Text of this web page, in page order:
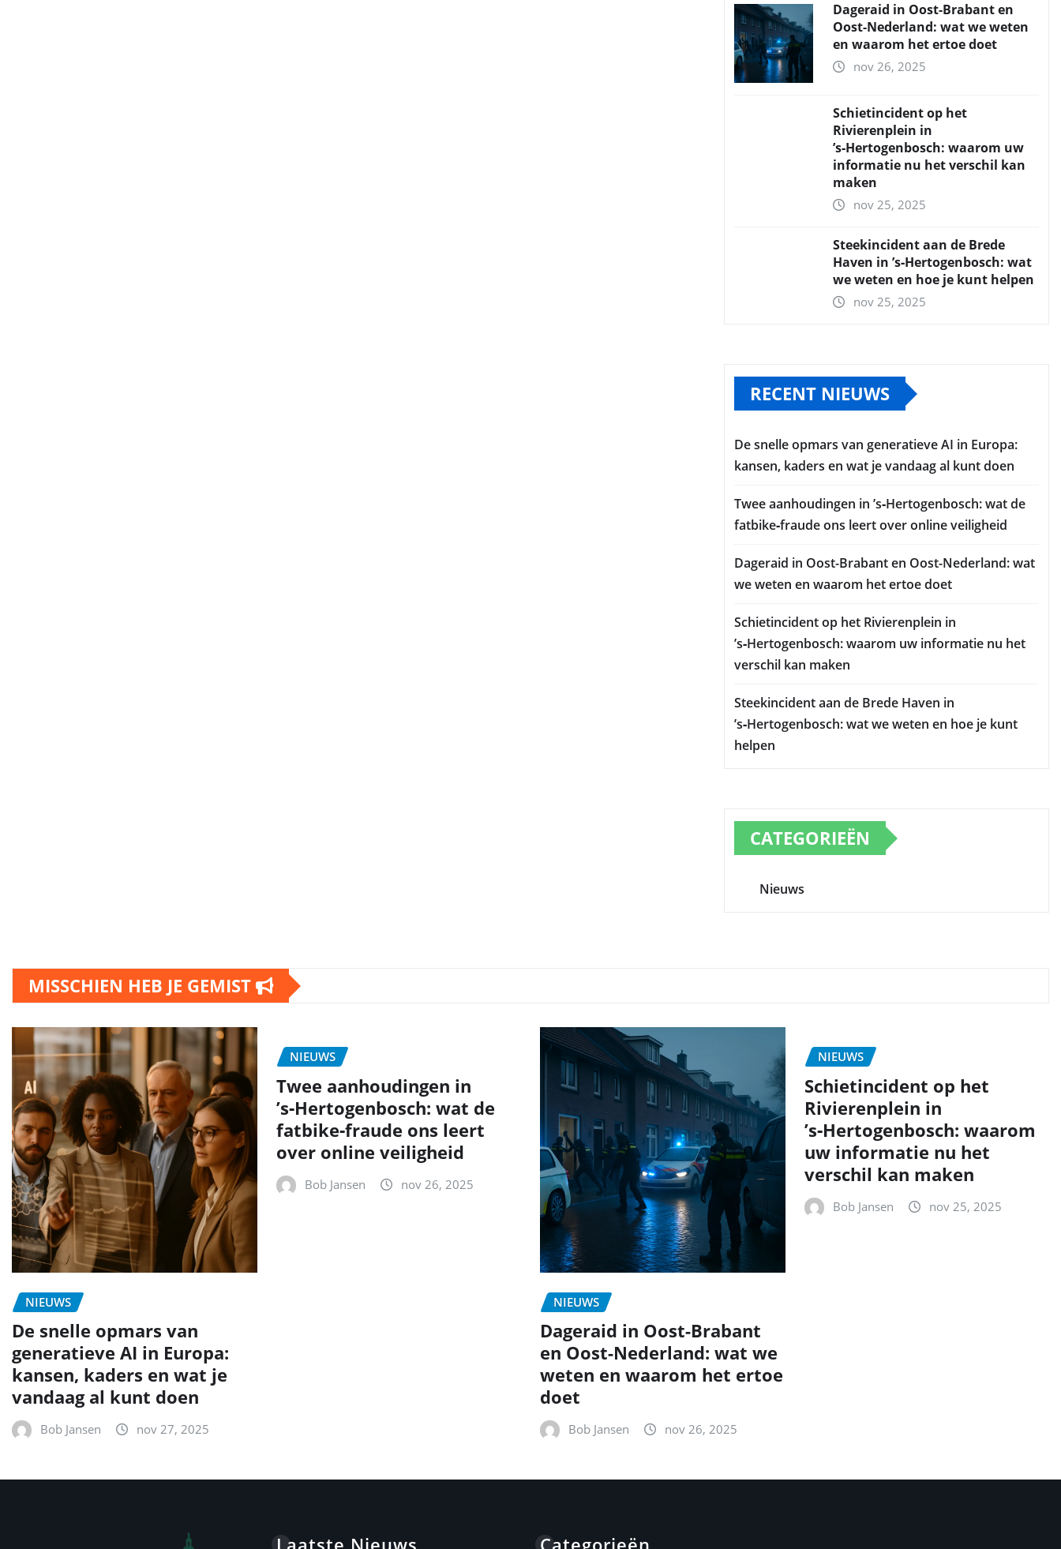
Dageraid in Oost-Brabant en
Oost-Nederland: wat we weten
en waarom het ertoe doet
nov 26, 2025
Schietincident op het
Rivierenplein in
’s‑Hertogenbosch: waarom uw
informatie nu het verschil kan
maken
nov 25, 2025
Steekincident aan de Brede
Haven in ’s‑Hertogenbosch: wat
we weten en hoe je kunt helpen
nov 25, 2025
RECENT NIEUWS
De snelle opmars van generatieve AI in Europa:
kansen, kaders en wat je vandaag al kunt doen
Twee aanhoudingen in ’s‑Hertogenbosch: wat de
fatbike‑fraude ons leert over online veiligheid
Dageraid in Oost-Brabant en Oost-Nederland: wat
we weten en waarom het ertoe doet
Schietincident op het Rivierenplein in
’s‑Hertogenbosch: waarom uw informatie nu het
verschil kan maken
Steekincident aan de Brede Haven in
’s‑Hertogenbosch: wat we weten en hoe je kunt
helpen
CATEGORIEËN
Nieuws
MISSCHIEN HEB JE GEMIST
NIEUWS
De snelle opmars van
generatieve AI in Europa:
kansen, kaders en wat je
vandaag al kunt doen
Bob Jansen nov 27, 2025
NIEUWS
Twee aanhoudingen in
’s‑Hertogenbosch: wat de
fatbike‑fraude ons leert
over online veiligheid
Bob Jansen nov 26, 2025
NIEUWS
Dageraid in Oost-Brabant
en Oost-Nederland: wat we
weten en waarom het ertoe
doet
Bob Jansen nov 26, 2025
NIEUWS
Schietincident op het
Rivierenplein in
’s‑Hertogenbosch: waarom
uw informatie nu het
verschil kan maken
Bob Jansen nov 25, 2025